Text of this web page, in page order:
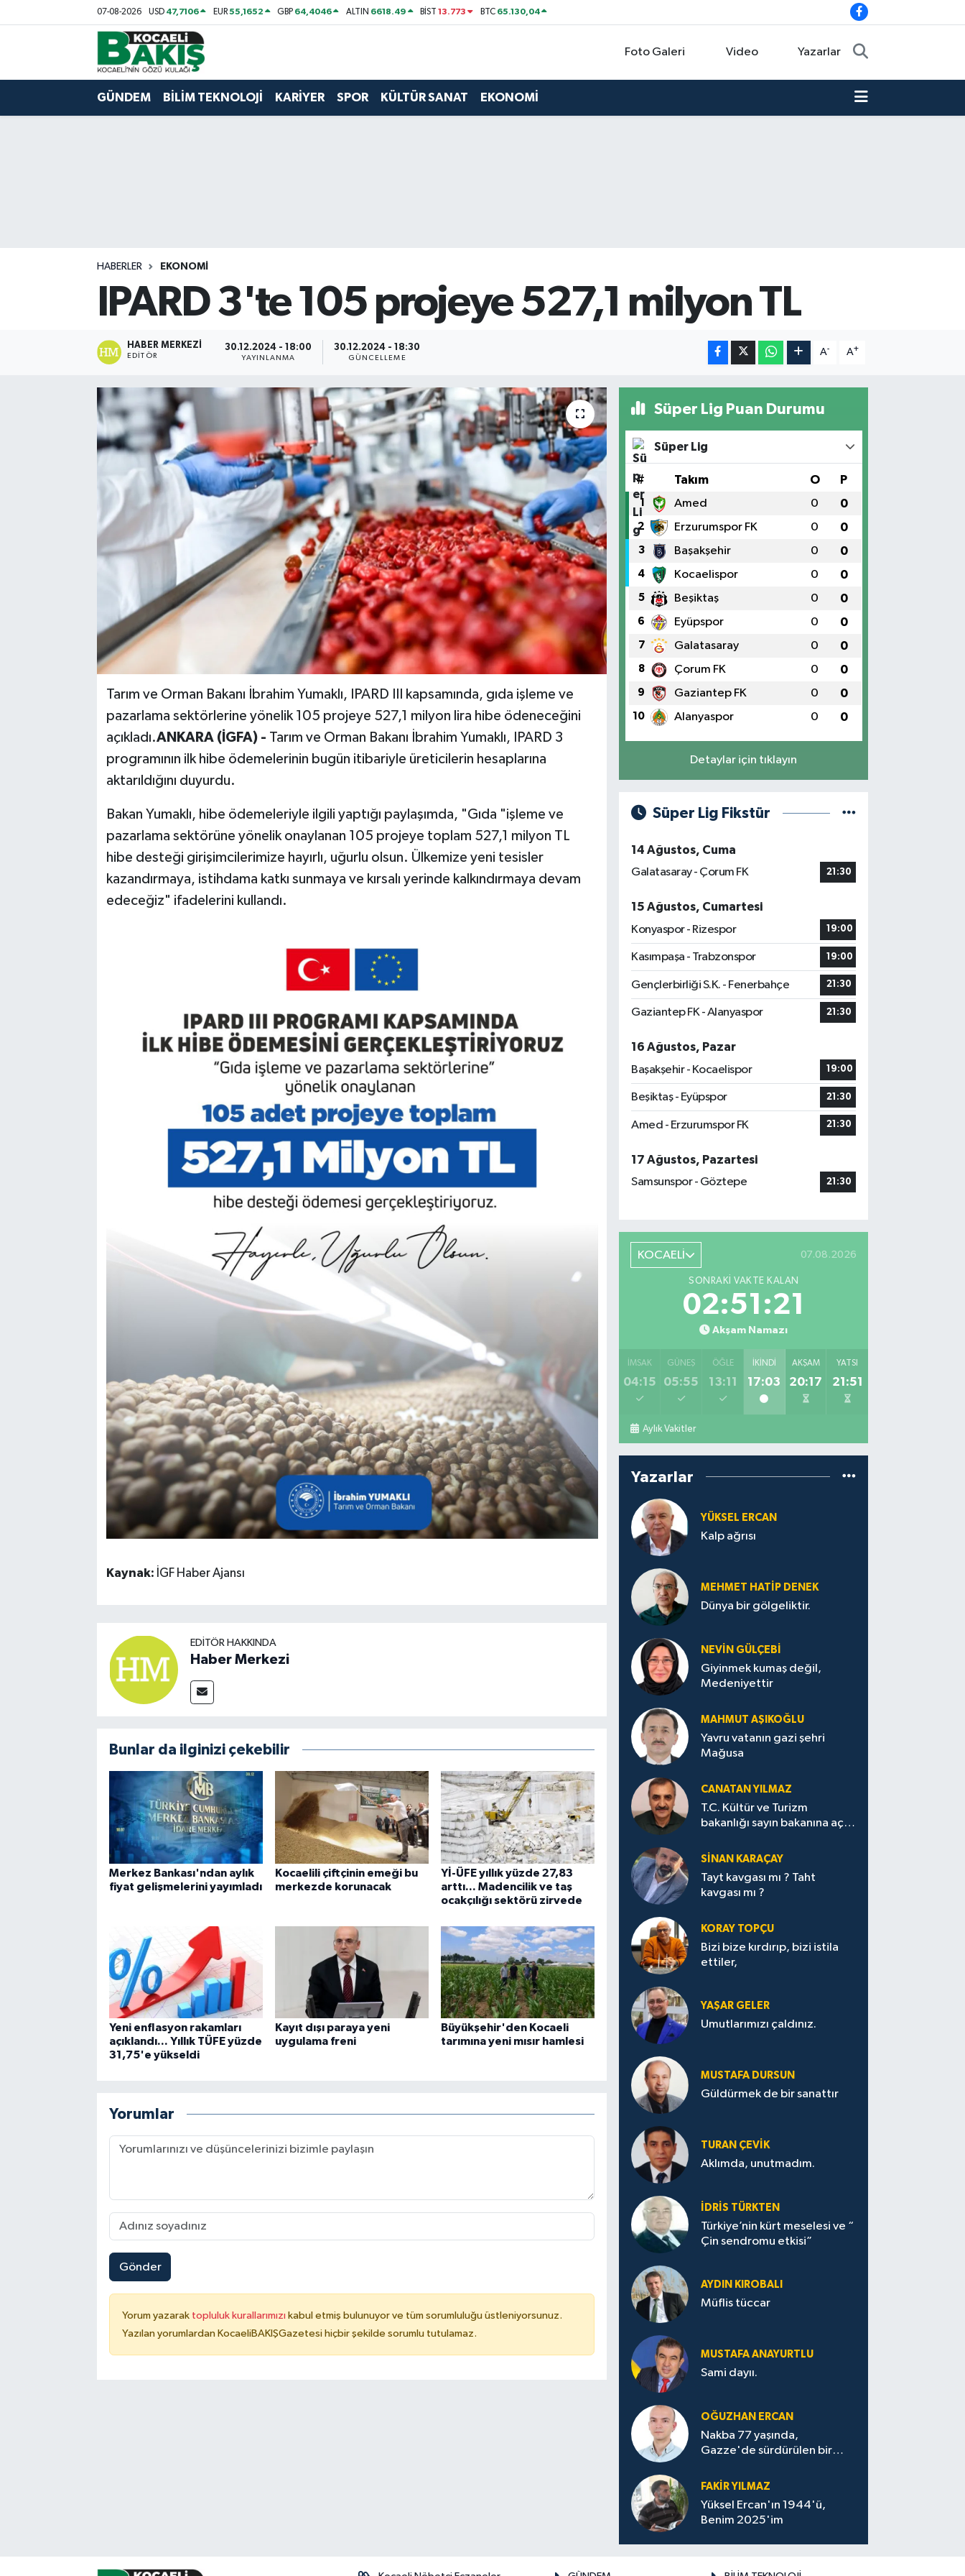
07-08-2026 USD 47,7106 EUR55,1652 GBP 64,4046 ALTIN 6618.49 BİST13.773 BTC 65.130,04
Foto Galeri Video Yazarlar
GÜNDEM BİLİM TEKNOLOJİ KARİYER SPOR KÜLTÜR SANAT EKONOMİ
HABERLER EKONOMİ
IPARD 3'te 105 projeye 527,1 milyon TL
HABER MERKEZI
EDITÖR
30.12.2024 - 18:00
YAYINLANMA
30.12.2024 - 18:30
GÜNCELLEME
A- A+
Tarım ve Orman Bakanı İbrahim Yumaklı, IPARD III kapsamında, gıda işleme ve
pazarlama sektörlerine yönelik 105 projeye 527,1 milyon lira hibe ödeneceğini
açıkladı.ANKARA (İGFA) - Tarım ve Orman Bakanı İbrahim Yumaklı, IPARD 3
programının ilk hibe ödemelerinin bugün itibariyle üreticilerin hesaplarına
aktarıldığını duyurdu.
Bakan Yumaklı, hibe ödemeleriyle ilgili yaptığı paylaşımda, "Gıda "işleme ve
pazarlama sektörüne yönelik onaylanan 105 projeye toplam 527,1 milyon TL
hibe desteği girişimcilerimize hayırlı, uğurlu olsun. Ülkemize yeni tesisler
kazandırmaya, istihdama katkı sunmaya ve kırsalı yerinde kalkındırmaya devam
edeceğiz" ifadelerini kullandı.
Kaynak: İGF Haber Ajansı
EDITÖR HAKKINDA
Haber Merkezi
Bunlar da ilginizi çekebilir
Merkez Bankası'ndan aylık
fiyat gelişmelerini yayımladı
Kocaelili çiftçinin emeği bu
merkezde korunacak
Yİ-ÜFE yıllık yüzde 27,83
arttı... Madencilik ve taş
ocakçılığı sektörü zirvede
Yeni enflasyon rakamları
açıklandı... Yıllık TÜFE yüzde
31,75'e yükseldi
Kayıt dışı paraya yeni
uygulama freni
Büyükşehir'den Kocaeli
tarımına yeni mısır hamlesi
Yorumlar
Gönder
Yorum yazarak topluluk kurallarımızı kabul etmiş bulunuyor ve tüm sorumluluğu üstleniyorsunuz.
Yazılan yorumlardan KocaeliBAKIŞGazetesi hiçbir şekilde sorumlu tutulamaz.
Süper Lig Puan Durumu
Süper Lig
# Takım O P
1 Amed 0 0
2 Erzurumspor FK 0 0
3 Başakşehir 0 0
4 Kocaelispor 0 0
5 Beşiktaş 0 0
6 Eyüpspor 0 0
7 Galatasaray 0 0
8 Çorum FK 0 0
9 Gaziantep FK 0 0
10 Alanyaspor 0 0
Detaylar için tıklayın
Süper Lig Fikstür
14 Ağustos, Cuma
Galatasaray - Çorum FK
21:30
15 Ağustos, Cumartesi
Konyaspor - Rizespor
19:00
Kasımpaşa - Trabzonspor 19:00
Gençlerbirliği S.K. - Fenerbahçe 21:30
Gaziantep FK - Alanyaspor 21:30
16 Ağustos, Pazar
Başakşehir - Kocaelispor
19:00
Beşiktaş - Eyüpspor 21:30
Amed - Erzurumspor FK 21:30
17 Ağustos, Pazartesi
Samsunspor - Göztepe
21:30
KOCAELİ 07.08.2026
SONRAKI VAKTE KALAN
02:51:20
Akşam Namazı
İMSAK
04:15
GÜNEŞ
05:55
ÖĞLE
13:11
İKINDI
17:03
AKŞAM
20:17
YATSI
21:51
Aylık Vakitler
Yazarlar
YÜKSEL ERCAN
Kalp ağrısı
MEHMET HATİP DENEK
Dünya bir gölgeliktir.
NEVİN GÜLÇEBİ
Giyinmek kumaş değil,
Medeniyettir
MAHMUT AŞIKOĞLU
Yavru vatanın gazi şehri
Mağusa
CANATAN YILMAZ
T.C. Kültür ve Turizm
bakanlığı sayın bakanına açık
SİNAN KARAÇAY
Tayt kavgası mı ? Taht
kavgası mı ?
KORAY TOPÇU
Bizi bize kırdırıp, bizi istila
ettiler,
YAŞAR GELER
Umutlarımızı çaldınız.
MUSTAFA DURSUN
Güldürmek de bir sanattır
TURAN ÇEVİK
Aklımda, unutmadım.
İDRİS TÜRKTEN
Türkiye’nin kürt meselesi ve “
Çin sendromu etkisi”
AYDIN KIROBALI
Müflis tüccar
MUSTAFA ANAYURTLU
Sami dayıı.
OĞUZHAN ERCAN
Nakba 77 yaşında,
Gazze'de sürdürülen bir
FAKİR YILMAZ
Yüksel Ercan'ın 1944'ü,
Benim 2025'im
Kocaeli Nöbetçi Eczaneler
Kocaeli Hava Durumu